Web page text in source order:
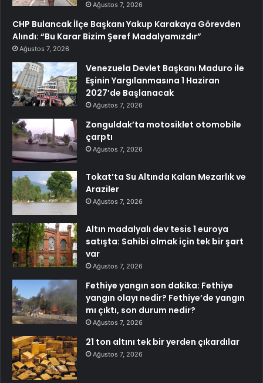
Ağustos 7, 2026
CHP Bulancak İlçe Başkanı Yakup Karakaya Görevden
Alındı: “Bu Karar Bizim Şeref Madalyamızdır”
Ağustos 7, 2026
Venezuela Devlet Başkanı Maduro ile
Eşinin Yargılanmasına 1 Haziran
2027’de Başlanacak
Ağustos 7, 2026
Zonguldak’ta motosiklet otomobile
çarptı
Ağustos 7, 2026
Tokat’ta Su Altında Kalan Mezarlık ve
Araziler
Ağustos 7, 2026
Altın madalyalı dev tesis 1 euroya
satışta: Sahibi olmak için tek bir şart
var
Ağustos 7, 2026
Fethiye yangın son dakika: Fethiye
yangın olayı nedir? Fethiye’de yangın
mı çıktı, son durum nedir?
Ağustos 7, 2026
21 ton altını tek bir yerden çıkardılar
Ağustos 7, 2026